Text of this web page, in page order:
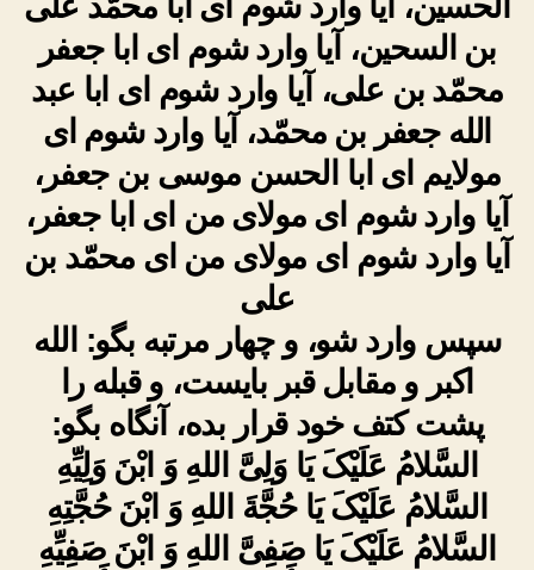
بن السحین، آیا وارد شوم اى ابا جعفر
محمّد بن‏ على، آیا وارد شوم اى ابا عبد
الله جعفر بن محمّد، آیا وارد شوم اى
مولایم اى ابا الحسن موسى بن‏ جعفر،
آیا وارد شوم اى مولاى من اى ابا جعفر،
آیا وارد شوم اى مولاى من اى محمّد بن
على
سپس وارد شو، و چهار مرتبه بگو: الله
اکبر و مقابل قبر بایست، و قبله را
پشت کتف خود قرار بده، آنگاه بگو:
السَّلامُ عَلَیْکَ یَا وَلِیَّ اللهِ وَ ابْنَ وَلِیِّهِ
السَّلامُ عَلَیْکَ یَا حُجَّةَ اللهِ وَ ابْنَ حُجَّتِهِ
السَّلامُ عَلَیْکَ یَا صَفِیَّ اللهِ وَ ابْنَ صَفِیِّهِ